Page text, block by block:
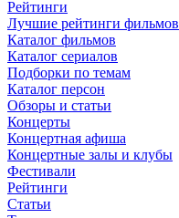
Рейтинги
Лучшие рейтинги фильмов
Каталог фильмов
Каталог сериалов
Подборки по темам
Каталог персон
Обзоры и статьи
Концерты
Концертная афиша
Концертные залы и клубы
Фестивали
Рейтинги
Статьи